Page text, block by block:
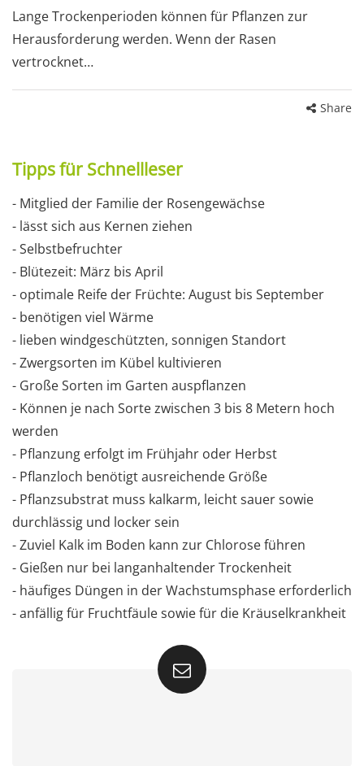
Lange Trockenperioden können für Pflanzen zur
Herausforderung werden. Wenn der Rasen
vertrocknet…
Share
Tipps für Schnellleser
- Mitglied der Familie der Rosengewächse
- lässt sich aus Kernen ziehen
- Selbstbefruchter
- Blütezeit: März bis April
- optimale Reife der Früchte: August bis September
- benötigen viel Wärme
- lieben windgeschützten, sonnigen Standort
- Zwergsorten im Kübel kultivieren
- Große Sorten im Garten auspflanzen
- Können je nach Sorte zwischen 3 bis 8 Metern hoch
werden
- Pflanzung erfolgt im Frühjahr oder Herbst
- Pflanzloch benötigt ausreichende Größe
- Pflanzsubstrat muss kalkarm, leicht sauer sowie
durchlässig und locker sein
- Zuviel Kalk im Boden kann zur Chlorose führen
- Gießen nur bei langanhaltender Trockenheit
- häufiges Düngen in der Wachstumsphase erforderlich
- anfällig für Fruchtfäule sowie für die Kräuselkrankheit